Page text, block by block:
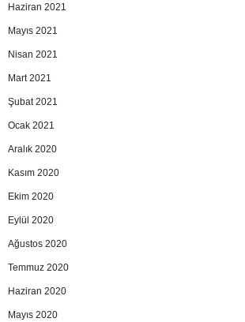
Haziran 2021
Mayıs 2021
Nisan 2021
Mart 2021
Şubat 2021
Ocak 2021
Aralık 2020
Kasım 2020
Ekim 2020
Eylül 2020
Ağustos 2020
Temmuz 2020
Haziran 2020
Mayıs 2020